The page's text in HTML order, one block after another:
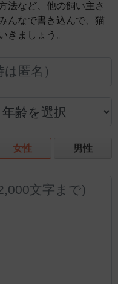
法など、他の飼い主さ
んなで書き込んで、猫
きましょう。
女性 男性